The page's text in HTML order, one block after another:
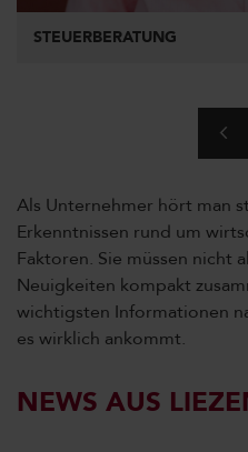
STEUERBERATUNG
Als Unternehmer hört man
Erkenntnissen rund um
Faktoren. Sie müssen nicht
Neuigkeiten kompakt
wichtigsten Informationen
es wirklich ankommt.
NEWS AUS